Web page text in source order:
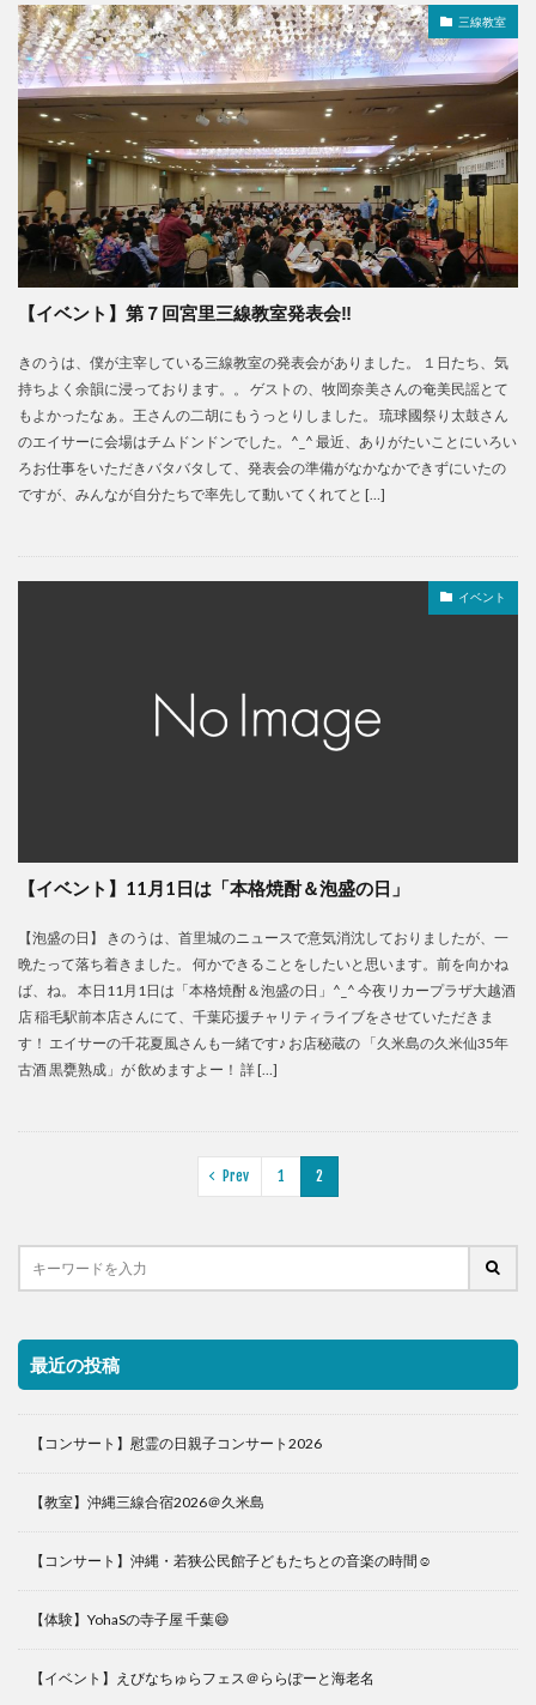
三線教室
【イベント】第７回宮里三線教室発表会‼️
きのうは、僕が主宰している三線教室の発表会がありました。 １日たち、気
持ちよく余韻に浸っております。。 ゲストの、牧岡奈美さんの奄美民謡とて
もよかったなぁ。王さんの二胡にもうっとりしました。 琉球國祭り太鼓さん
のエイサーに会場はチムドンドンでした。^_^ 最近、ありがたいことにいろい
ろお仕事をいただきバタバタして、発表会の準備がなかなかできずにいたの
ですが、みんなが自分たちで率先して動いてくれてと […]
イベント
【イベント】11月1日は「本格焼酎＆泡盛の日」
【泡盛の日】 きのうは、首里城のニュースで意気消沈しておりましたが、一
晩たって落ち着きました。 何かできることをしたいと思います。前を向かね
ば、ね。 本日11月1日は「本格焼酎＆泡盛の日」^_^ 今夜リカープラザ大越酒
店 稲毛駅前本店さんにて、千葉応援チャリティライブをさせていただきま
す！ エイサーの千花夏風さんも一緒です♪ お店秘蔵の 「久米島の久米仙35年
古酒 黒甕熟成」が 飲めますよー！ 詳 […]
Prev 1 2
最近の投稿
【コンサート】慰霊の日親子コンサート2026
【教室】沖縄三線合宿2026＠久米島
【コンサート】沖縄・若狭公民館子どもたちとの音楽の時間☺️
【体験】YohaSの寺子屋 千葉😄
【イベント】えびなちゅらフェス＠ららぽーと海老名